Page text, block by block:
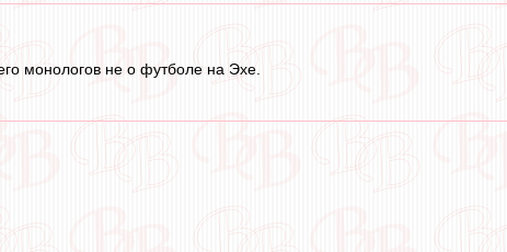
монологов не о футболе на Эхе.